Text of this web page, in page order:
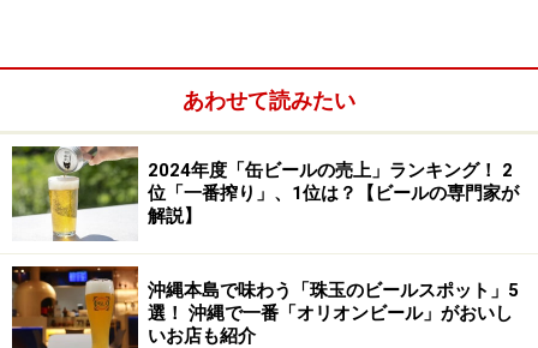
あわせて読みたい
2024年度「缶ビールの売上」ランキング！ 2
位「一番搾り」、1位は？【ビールの専門家が
解説】
沖縄本島で味わう「珠玉のビールスポット」5
選！ 沖縄で一番「オリオンビール」がおいし
いお店も紹介